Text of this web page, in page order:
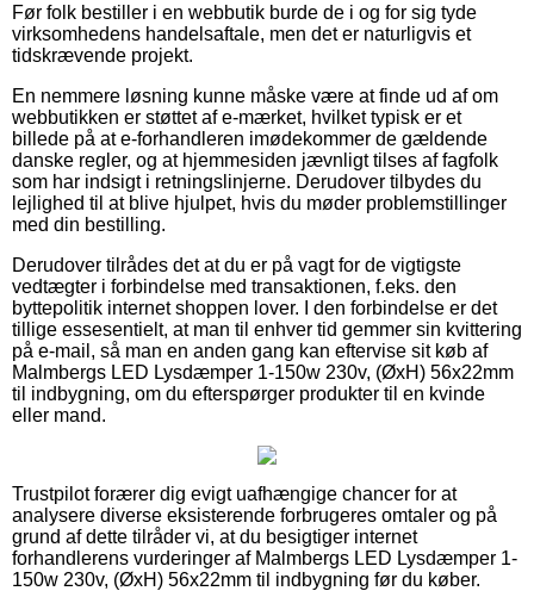
Før folk bestiller i en webbutik burde de i og for sig tyde
virksomhedens handelsaftale, men det er naturligvis et
tidskrævende projekt.
En nemmere løsning kunne måske være at finde ud af om
webbutikken er støttet af e-mærket, hvilket typisk er et
billede på at e-forhandleren imødekommer de gældende
danske regler, og at hjemmesiden jævnligt tilses af fagfolk
som har indsigt i retningslinjerne. Derudover tilbydes du
lejlighed til at blive hjulpet, hvis du møder problemstillinger
med din bestilling.
Derudover tilrådes det at du er på vagt for de vigtigste
vedtægter i forbindelse med transaktionen, f.eks. den
byttepolitik internet shoppen lover. I den forbindelse er det
tillige essesentielt, at man til enhver tid gemmer sin kvittering
på e-mail, så man en anden gang kan eftervise sit køb af
Malmbergs LED Lysdæmper 1-150w 230v, (ØxH) 56x22mm
til indbygning, om du efterspørger produkter til en kvinde
eller mand.
Trustpilot forærer dig evigt uafhængige chancer for at
analysere diverse eksisterende forbrugeres omtaler og på
grund af dette tilråder vi, at du besigtiger internet
forhandlerens vurderinger af Malmbergs LED Lysdæmper 1-
150w 230v, (ØxH) 56x22mm til indbygning før du køber.